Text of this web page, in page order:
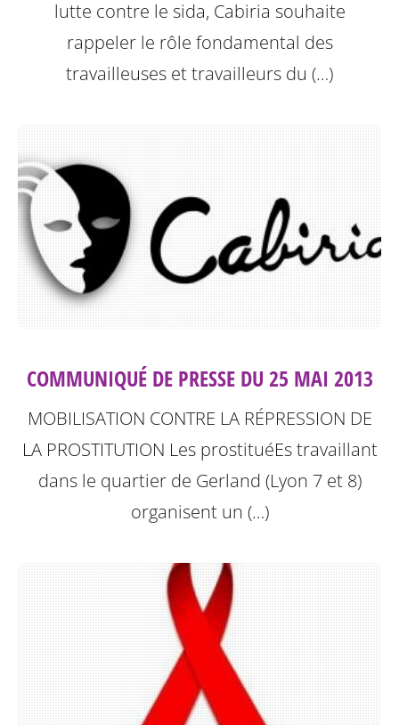
lutte contre le sida, Cabiria souhaite
rappeler le rôle fondamental des
travailleuses et travailleurs du (…)
COMMUNIQUÉ DE PRESSE DU 25 MAI 2013
MOBILISATION CONTRE LA RÉPRESSION DE
LA PROSTITUTION Les prostituéEs travaillant
dans le quartier de Gerland (Lyon 7 et 8)
organisent un (…)